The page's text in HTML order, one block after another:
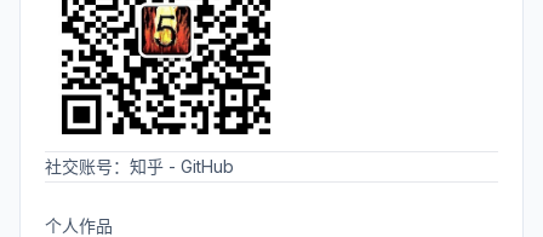
社交账号： 知乎 - GitHub
个人作品